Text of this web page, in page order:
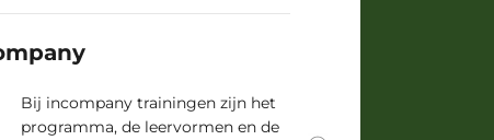
Bij incompany trainingen zijn het
programma, de leervormen en de
Als opleider denken we graag
jullie praktijksituatie.